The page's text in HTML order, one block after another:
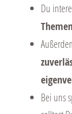
Du
Bei uns